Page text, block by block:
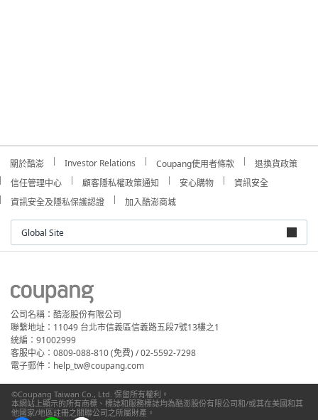
關於酷澎 Investor Relations Coupang使用者條款
退換貨政策
信任管理中心
顧客隱私權政策通知 安心購物
資訊安全
資訊安全及隱私保護認證
加入酷澎商城
Global Site
公司名稱：酷澎股份有限公司
聯繫地址：11049 台北市信義區信義路五段7號13樓之1
統編：91002999
客服中心：0809-088-810 (免費) / 02-5592-7298
電子郵件：help_tw@coupang.com
©Coupang Taiwan Co., Ltd. 保留所有權利。
本網站上顯示的所有商標、標誌和服務標誌均為酷澎股份有限公司和/或其在美國和其
他國家/地區註冊之關聯公司之所屬財產。